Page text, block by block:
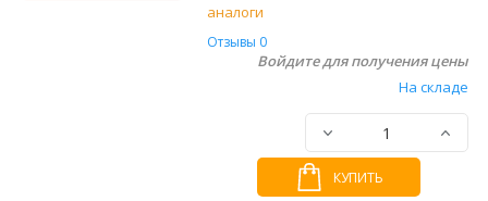
аналоги
Отзывы 0
Войдите для получения цены
На складе
КУПИТЬ